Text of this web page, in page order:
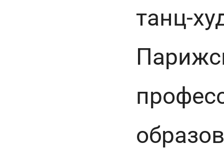
танц-